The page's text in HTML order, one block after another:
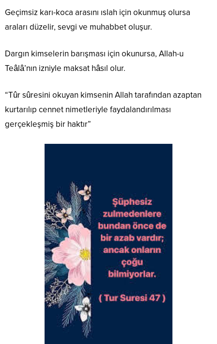
Geçimsiz karı-koca arasını ıslah için okunmuş olursa
araları düzelir, sevgi ve muhabbet oluşur.
Dargın kimselerin barışması için okunursa, Allah-u
Teâlâ’nın izniyle maksat hâsıl olur.
“Tûr sûresini okuyan kimsenin Allah tarafından azaptan
kurtarılıp cennet nimetleriyle faydalandırılması
gerçekleşmiş bir haktır”